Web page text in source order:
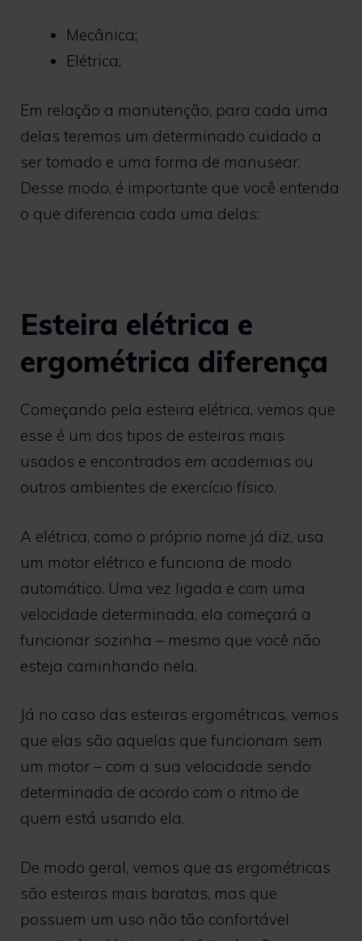
Mecânica;
Elétrica;
Em relação a manutenção, para cada uma
delas teremos um determinado cuidado a
ser tomado e uma forma de manusear.
Desse modo, é importante que você entenda
o que diferencia cada uma delas:
Esteira elétrica e
ergométrica diferença
Começando pela esteira elétrica, vemos que
esse é um dos tipos de esteiras mais
usados e encontrados em academias ou
outros ambientes de exercício físico.
A elétrica, como o próprio nome já diz, usa
um motor elétrico e funciona de modo
automático. Uma vez ligada e com uma
velocidade determinada, ela começará a
funcionar sozinha – mesmo que você não
esteja caminhando nela.
Já no caso das esteiras ergométricas, vemos
que elas são aquelas que funcionam sem
um motor – com a sua velocidade sendo
determinada de acordo com o ritmo de
quem está usando ela.
De modo geral, vemos que as ergométricas
são esteiras mais baratas, mas que
possuem um uso não tão confortável